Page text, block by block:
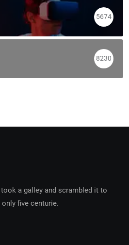
5674
8230
a galley and scrambled it to
five centurie.